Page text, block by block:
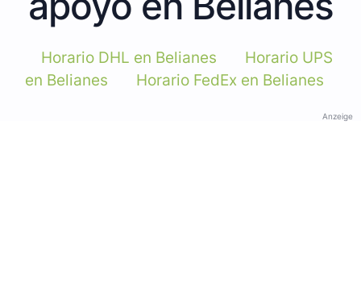
Horario DHL en Belianes
Horario UPS
en Belianes
Horario FedEx en Belianes
Anzeige